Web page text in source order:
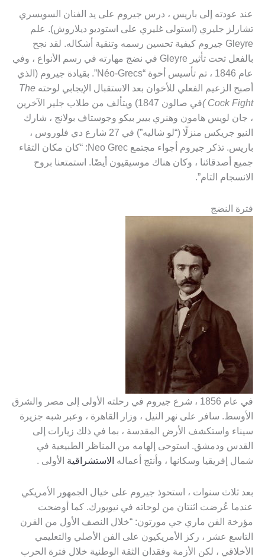
عند عودته إلى باريس ، درس جيروم على يد الفنان السويسري
تشارلز جليري (استولى غليري على استوديو ديلاروش). علم
Gleyre جيروم كيفية تحسين رسمه وتنقية أشكاله. لقد نجح
بالفعل تحت تأثير Gleyre في نضج مهارته في رسم الأنواع ، وفي
عام 1846 ، تم تأسيس أخوة “Néo-Grecs”. بقيادة جيروم (الذي
أصبح الزعيم الفعلي للأخوان بعد الاستقبال الإيجابي لوحته The
Cock Fight )
في صالون 1847) ويتألف من طلاب جلير الآخرين
، جان لويس هامون وهنري بيير بيكو وجوستاف بولانج ، شارك
النيو جريكس منزلًا (“لو شاليه”) في 27 شارع دي فلوروس ،
باريس. تذكر جيروم أجواء مجتمع Neo Grec: “كان مكان التقاء
جميع أصدقائنا ، وكان هناك موسيقيون أيضًا. استمتعنا بروح
الانسجام التام”.
فترة النضج
في عام 1856 ، شرع جيروم في رحلته الأولى إلى مصر والشرق
الأوسط. سافر على نهر النيل ، وزار القاهرة ، وعبر شبه جزيرة
سيناء واستكشف الأرض المقدسة ، بما في ذلك زيارات إلى
القدس ودمشق. استوحى إلهامه من المناظر الطبيعية في
شمال إفريقيا وسكانها ، وأنتج أعماله الاستشراقية الأولى .
بعد ثلاث سنوات ، استحوذ جيروم على خيال الجمهور الأمريكي
عندما عُرضت اثنتان من لوحاته في نيويورك. كما أوضحت
مؤرخة الفن ماري جي مورتون: “خلال النصف الأول من القرن
التاسع عشر ، ركز الأمريكيون على الفن الأصلي والتعليمي
الأخلاقي ، لكن الأزمة وفقدان الثقة الوطنية خلال فترة الحرب